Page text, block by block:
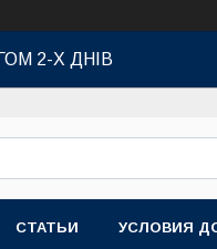
2-Х ДНІВ
СТАТЬИ УСЛОВИЯ